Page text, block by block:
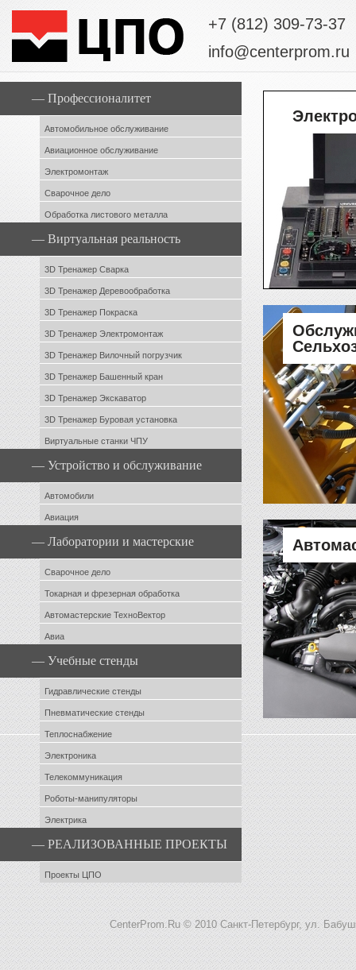
+7 (812) 309-73-37
info@centerprom.ru
— Профессионалитет
Автомобильное обслуживание
Авиационное обслуживание
Электромонтаж
Сварочное дело
Обработка листового металла
— Виртуальная реальность
3D Тренажер Сварка
3D Тренажер Деревообработка
3D Тренажер Покраска
3D Тренажер Электромонтаж
3D Тренажер Вилочный погрузчик
3D Тренажер Башенный кран
3D Тренажер Экскаватор
3D Тренажер Буровая установка
Виртуальные станки ЧПУ
— Устройство и обслуживание
Автомобили
Авиация
— Лаборатории и мастерские
Сварочное дело
Токарная и фрезерная обработка
Автомастерские ТехноВектор
Авиа
— Учебные стенды
Гидравлические стенды
Пневматические стенды
Теплоснабжение
Электроника
Телекоммуникация
Роботы-манипуляторы
Электрика
— РЕАЛИЗОВАННЫЕ ПРОЕКТЫ
Проекты ЦПО
CenterProm.Ru © 2010Санкт-Петербург, ул.